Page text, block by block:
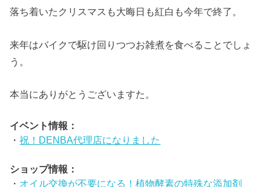
落ち着いたクリスマスも大晦日も紅白も今年で終了。
来年はバイクで駆け回りつつお雑煮を食べることでしょ
う。
本当にありがとうございますた。
イベント情報：
・祝！DENBA代理店になりました
ショップ情報：
・ オイル交換が不要になる！植物酵素の特殊な添加剤